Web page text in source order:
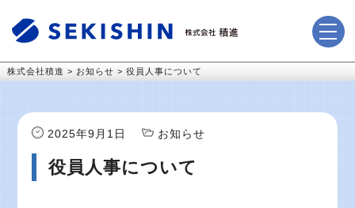
株式会社積進 > お知らせ > 役員人事について
2025年9月1日 お知らせ
役員人事について